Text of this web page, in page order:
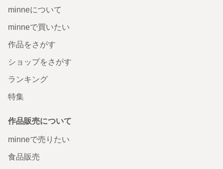
minneについて
minneで買いたい
作品をさがす
ショップをさがす
ランキング
特集
作品販売について
minneで売りたい
食品販売